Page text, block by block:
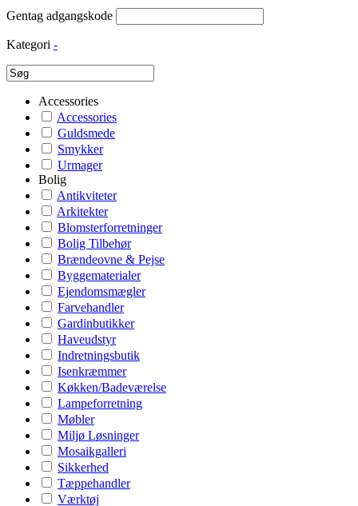
Gentag adgangskode
Kategori -
Accessories
Accessories
Guldsmede
Smykker
Urmager
Bolig
Antikviteter
Arkitekter
Blomsterforretninger
Bolig Tilbehør
Brændeovne & Pejse
Byggematerialer
Ejendomsmægler
Farvehandler
Gardinbutikker
Haveudstyr
Indretningsbutik
Isenkræmmer
Køkken/Badeværelse
Lampeforretning
Møbler
Miljø Løsninger
Mosaikgalleri
Sikkerhed
Tæppehandler
Værktøj